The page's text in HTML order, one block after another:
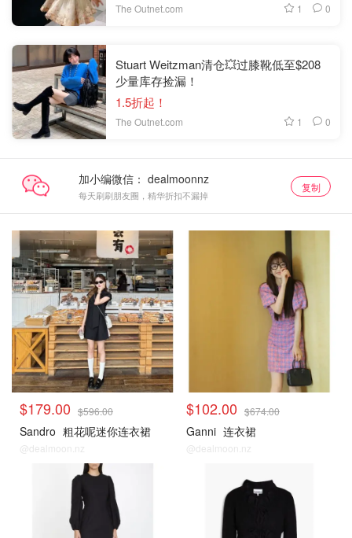
The Outnet.com 1 0
Stuart Weitzman清仓💥过膝靴低至$208
少量库存捡漏！
1.5折起！
The Outnet.com 1 0
加小编微信：
每天刷刷朋友圈，精华折扣不漏掉
复制
$179.00 $596.00
Sandro 粗花呢迷你连衣裙
@dealmoon.nz
$102.00 $674.00
Ganni 连衣裙
@dealmoon.nz